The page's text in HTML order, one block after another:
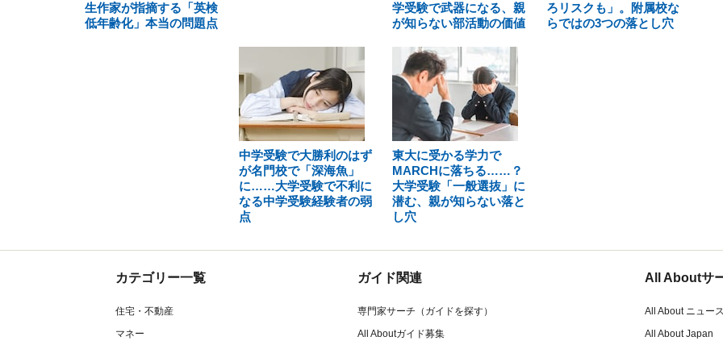
生作家が指摘する「英検
低年齢化」本当の問題点
学受験で武器になる、親
が知らない部活動の価値
ろリスクも」。附属校な
らではの3つの落とし穴
中学受験で大勝利のはず
が名門校で「深海魚」
に……大学受験で不利に
なる中学受験経験者の弱
点
東大に受かる学力で
MARCHに落ちる……？
大学受験「一般選抜」に
潜む、親が知らない落と
し穴
カテゴリー一覧
住宅・不動産
マネー
ガイド関連
専門家サーチ（ガイドを探す）
All Aboutガイド募集
All Aboutサ
All About ニュース
All About Japan